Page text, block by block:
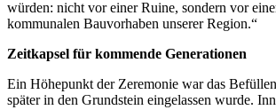
würden: nicht vor einer Ruine, sondern vor
kommunalen Bauvorhaben unserer Region.“
Zeitkapsel für kommende Generationen
Ein Höhepunkt der Zeremonie war das
später in den Grundstein eingelassen wurde.